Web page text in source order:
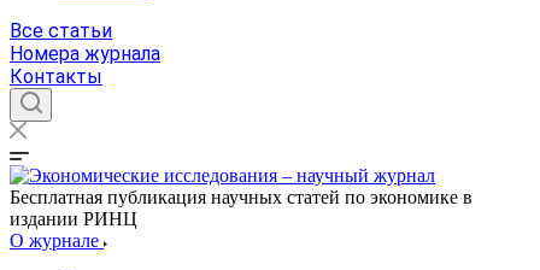
Все статьи
Номера журнала
Контакты
Бесплатная публикация научных статей по экономике в
издании РИНЦ
О журнале